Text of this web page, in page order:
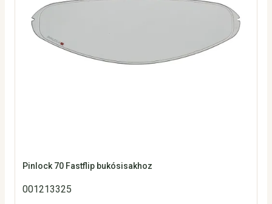
Pinlock 70 Fastflip bukósisakhoz
001213325